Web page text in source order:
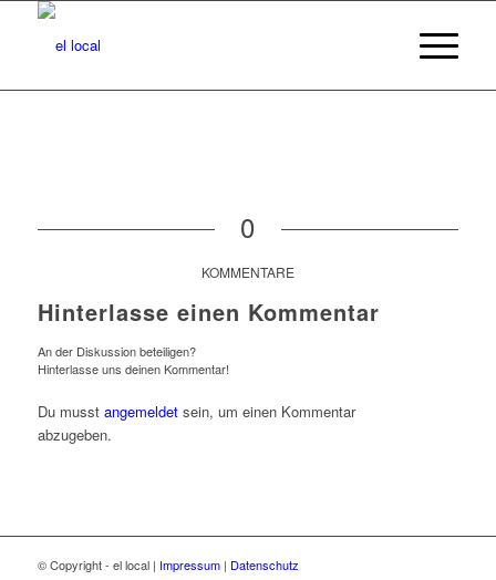
0
KOMMENTARE
Hinterlasse einen Kommentar
An der Diskussion beteiligen?
Hinterlasse uns deinen Kommentar!
Du musst angemeldetsein, um einen Kommentar
abzugeben.
© Copyright - el local | Impressum| Datenschutz